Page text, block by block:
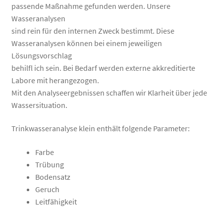
passende Maßnahme gefunden werden. Unsere
Wasseranalysen
sind rein für den internen Zweck bestimmt. Diese
Wasseranalysen können bei einem jeweiligen
Lösungsvorschlag
behilfl ich sein. Bei Bedarf werden externe akkreditierte
Labore mit herangezogen.
Mit den Analyseergebnissen schaffen wir Klarheit über jede
Wassersituation.
Trinkwasseranalyse klein enthält folgende Parameter:
Farbe
Trübung
Bodensatz
Geruch
Leitfähigkeit